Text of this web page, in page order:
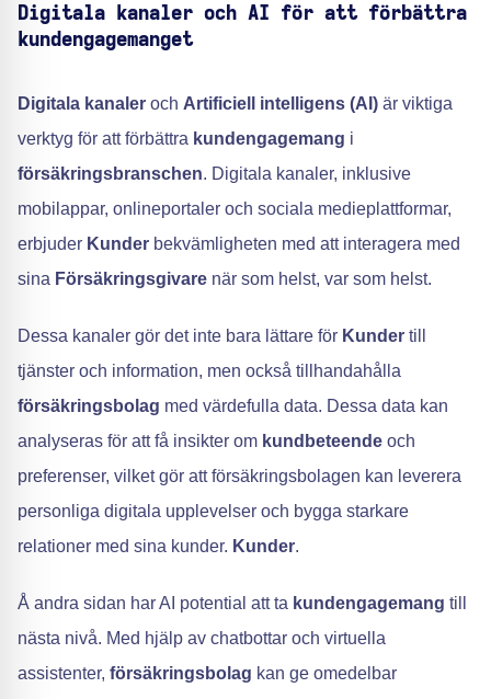
Digitala kanaler och AI för att förbättra
kundengagemanget
Digitala kanaler och Artificiell intelligens (AI) är viktiga
verktyg för att förbättra kundengagemang i
försäkringsbranschen. Digitala kanaler, inklusive
mobilappar, onlineportaler och sociala medieplattformar,
erbjuder Kunder bekvämligheten med att interagera med
sina Försäkringsgivare när som helst, var som helst.
Dessa kanaler gör det inte bara lättare för Kunder till
tjänster och information, men också tillhandahålla
försäkringsbolag med värdefulla data. Dessa data kan
analyseras för att få insikter om kundbeteende och
preferenser, vilket gör att försäkringsbolagen kan leverera
personliga digitala upplevelser och bygga starkare
relationer med sina kunder. Kunder.
Å andra sidan har AI potential att ta kundengagemang till
nästa nivå. Med hjälp av chatbottar och virtuella
assistenter, försäkringsbolag kan ge omedelbar